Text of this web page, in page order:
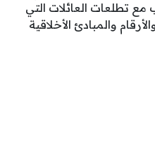
تطلعات العائلات التي
والمبادئ الأخلاقية